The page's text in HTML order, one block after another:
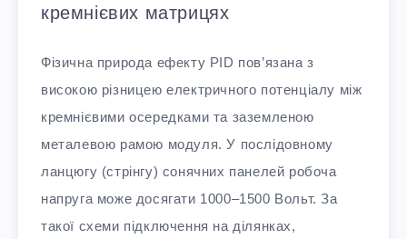
кремнієвих матрицях
Фізична природа ефекту PID пов’язана з
високою різницею електричного потенціалу між
кремнієвими осередками та заземленою
металевою рамою модуля. У послідовному
ланцюгу (стрінгу) сонячних панелей робоча
напруга може досягати 1000–1500 Вольт. За
такої схеми підключення на ділянках,